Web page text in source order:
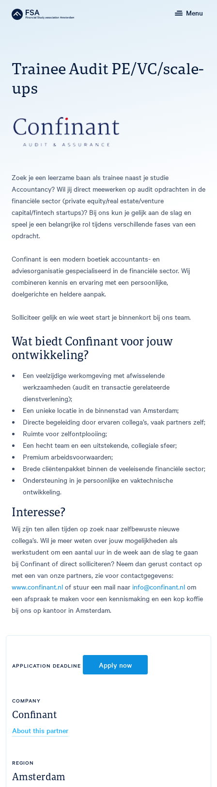
Menu
Trainee Audit PE/VC/scale-
ups
Zoek je een leerzame baan als trainee naast je studie
Accountancy? Wil jij direct meewerken op audit opdrachten in de
financiële sector (private equity/real estate/venture
capital/fintech startups)? Bij ons kun je gelijk aan de slag en
speel je een belangrijke rol tijdens verschillende fases van een
opdracht.
Confinant is een modern boetiek accountants- en
adviesorganisatie gespecialiseerd in de financiële sector. Wij
combineren kennis en ervaring met een persoonlijke,
doelgerichte en heldere aanpak.
Solliciteer gelijk en wie weet start je binnenkort bij ons team.
Wat biedt Confinant voor jouw
ontwikkeling?
Een veelzijdige werkomgeving met afwisselende
werkzaamheden (audit en transactie gerelateerde
dienstverlening);
Een unieke locatie in de binnenstad van Amsterdam;
Directe begeleiding door ervaren collega’s, vaak partners zelf;
Ruimte voor zelfontplooiing;
Een hecht team en een uitstekende, collegiale sfeer;
Premium arbeidsvoorwaarden;
Brede cliëntenpakket binnen de veeleisende financiële sector;
Ondersteuning in je persoonlijke en vaktechnische
ontwikkeling.
Interesse?
Wij zijn ten allen tijden op zoek naar zelfbewuste nieuwe
collega’s. Wil je meer weten over jouw mogelijkheden als
werkstudent om een aantal uur in de week aan de slag te gaan
bij Confinant of direct solliciteren? Neem dan gerust contact op
met een van onze partners, zie voor contactgegevens:
www.confinant.nl of stuur een mail naar info@confinant.nl om
een afspraak te maken voor een kennismaking en een kop koffie
bij ons op kantoor in Amsterdam.
APPLICATION DEADLINE Apply now
COMPANY
Confinant
About this partner
REGION
Amsterdam